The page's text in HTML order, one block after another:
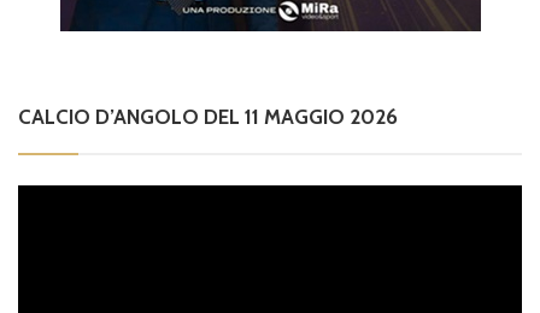
CALCIO D’ANGOLO DEL 11 MAGGIO 2026